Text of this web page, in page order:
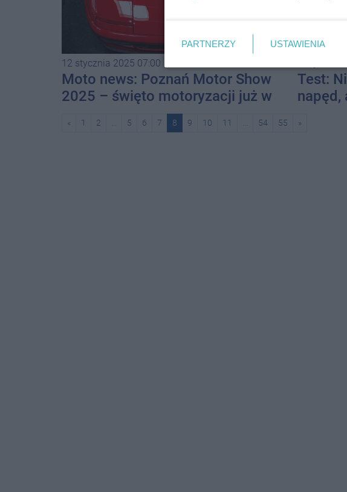
12 stycznia 2025 07:00
Moto news: Poznań Motor Show
2025 – święto motoryzacji już w
Test:
napęd,
« 1 2 5 6 7 8 9 10 11 54 55 »
PARTNERZY USTAWIENIA